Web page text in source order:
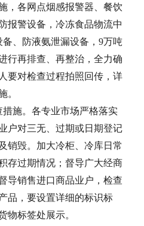
，各网点烟感报警器、餐饮
报警设备，冷冻食品物流中
、防液氨泄漏设备，9万吨
行再排查、再整治，全力确
要对检查过程拍照回传，详
。
施。各专业市场严格落实
户对三无、过期或日期登记
销毁。加大冷柜、冷库日常
存过期情况；督导广大经商
导销售进口商品业户，检查
品，要设置详细的标识标
物标签处展示。